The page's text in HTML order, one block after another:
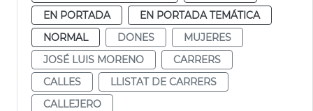
EN PORTADA
EN PORTADA TEMÁTICA
NORMAL
DONES
MUJERES
JOSÉ LUIS MORENO
CARRERS
CALLES
LLISTAT DE CARRERS
CALLEJERO